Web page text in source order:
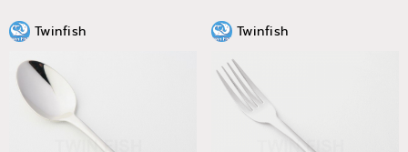
Twinfish Twinfish